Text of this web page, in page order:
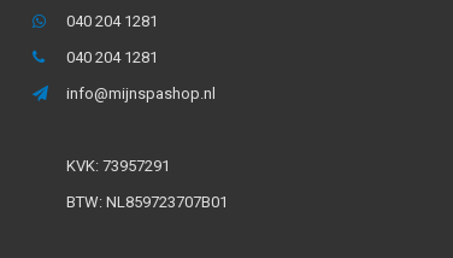
040 204 1281
040 204 1281
info@mijnspashop.nl
KVK: 73957291
BTW: NL859723707B01